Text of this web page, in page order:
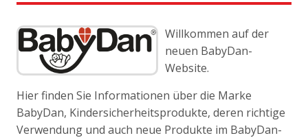
Willkommen auf der
neuen BabyDan-
Website.
Hier finden Sie Informationen über die Marke
BabyDan, Kindersicherheitsprodukte, deren richtige
Verwendung und auch neue Produkte im BabyDan-